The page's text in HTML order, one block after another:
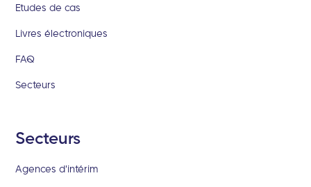
Etudes de cas
Livres électroniques
FAQ
Secteurs
Secteurs
Agences d'intérim